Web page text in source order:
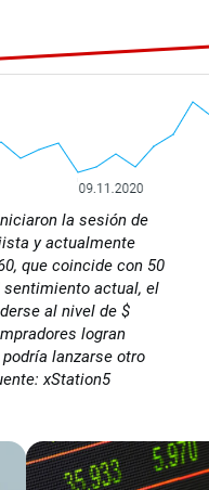
la sesión de
y actualmente
que coincide con 50
sentimiento actual, el
al nivel de $
logran
lanzarse otro
xStation5